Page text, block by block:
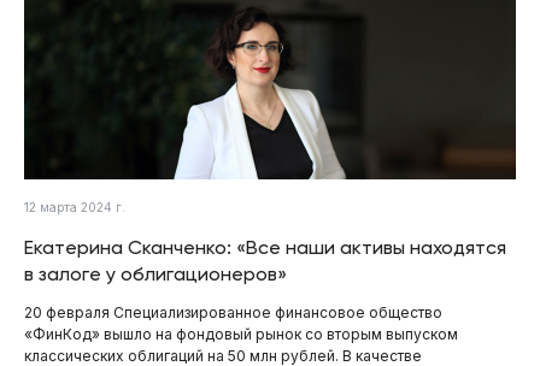
12 марта 2024 г.
Екатерина Сканченко: «Все наши активы находятся
в залоге у облигационеров»
20 февраля Специализированное финансовое общество
«ФинКод» вышло на фондовый рынок со вторым выпуском
классических облигаций на 50 млн рублей. В качестве